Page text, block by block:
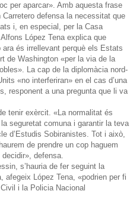
per aparcar». Amb aquesta frase
defensa la necessitat que
i, en especial, per la Casa
López Tena explica que
és irrellevant perquè els Estats
de Washington «per la via de la
La cap de la diplomàcia nord-
«no interferiran» en el cas d’una
responent a una pregunta que li va
tenir exèrcit. «La normalitat és
seguretat comuna i garantir la teva
d’Estudis Sobiranistes. Tot i això,
de prendre un cop haguem
defensa.
s’hauria de fer seguint la
afegeix López Tena, «podrien per fi
i la Policia Nacional